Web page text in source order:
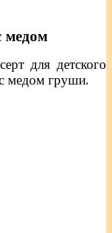
медом
для детского
медом груши.